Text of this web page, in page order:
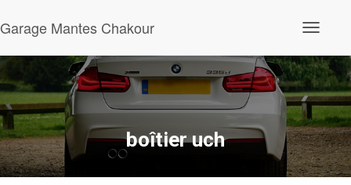
Garage Mantes Chakour
boîtier uch